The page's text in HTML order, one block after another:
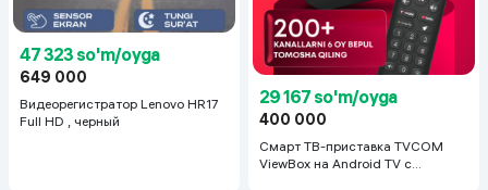
47 323 so'm/oyga
649 000
Видеорегистратор Lenovo HR17
Full HD , черный
29 167 so'm/oyga
400 000
Смарт ТВ-приставка TVCOM
ViewBox на Android TV с